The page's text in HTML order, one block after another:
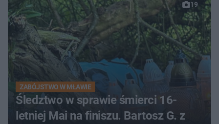
19
ZABÓJSTWO W MŁAWIE
Śledztwo w sprawie śmierci 16-
letniej Mai na finiszu. Bartosz G. z